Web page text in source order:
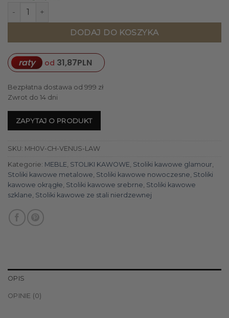
ilość ŁAWA KAWOWA okrągła, szklany blat, metalowa
DODAJ DO KOSZYKA
raty od 31,87PLN
Bezpłatna dostawa od 999 zł
Zwrot do 14 dni
ZAPYTAJ O PRODUKT
SKU: MH0V-CH-VENUS-LAW
Kategorie: MEBLE STOLIKI KAWOWE Stoliki kawowe glamour
Stoliki kawowe metalowe Stoliki kawowe nowoczesne Stoliki
kawowe okrągłe Stoliki kawowe srebrne Stoliki kawowe
szklane Stoliki kawowe ze stali nierdzewnej
OPIS
OPINIE (0)